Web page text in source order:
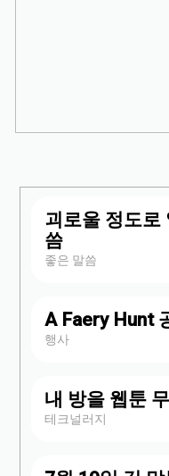
괴로울 정도로
씀
좋은 말씀
A Faery Hunt
행사
내 방을 웹툰
테크널러지